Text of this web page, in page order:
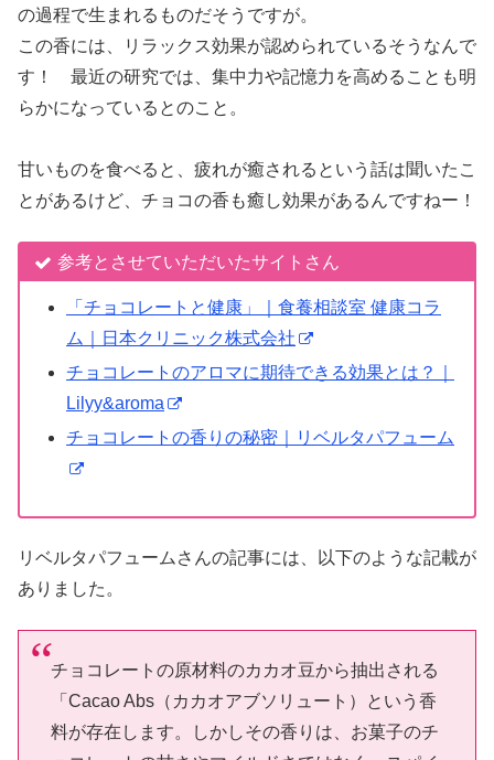
の過程で生まれるものだそうですが。
この香には、リラックス効果が認められているそうなんで
す！ 最近の研究では、集中力や記憶力を高めることも明
らかになっているとのこと。
甘いものを食べると、疲れが癒されるという話は聞いたこ
とがあるけど、チョコの香も癒し効果があるんですねー！
参考とさせていただいたサイトさん
「チョコレートと健康」｜食養相談室 健康コラ
ム｜日本クリニック株式会社
チョコレートのアロマに期待できる効果とは？｜
Lilyy&aroma
チョコレートの香りの秘密｜リベルタパフューム
リベルタパフュームさんの記事には、以下のような記載が
ありました。
チョコレートの原材料のカカオ豆から抽出される
「Cacao Abs（カカオアブソリュート）という香
料が存在します。しかしその香りは、お菓子のチ